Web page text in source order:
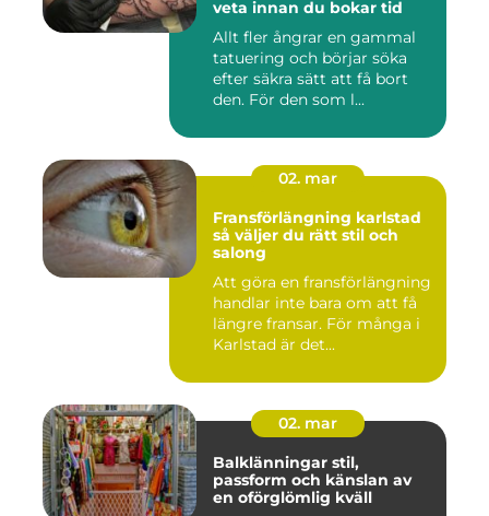
veta innan du bokar tid
Allt fler ångrar en gammal
tatuering och börjar söka
efter säkra sätt att få bort
den. För den som l...
02. mar
Fransförlängning karlstad
så väljer du rätt stil och
salong
Att göra en fransförlängning
handlar inte bara om att få
längre fransar. För många i
Karlstad är det...
02. mar
Balklänningar stil,
passform och känslan av
en oförglömlig kväll